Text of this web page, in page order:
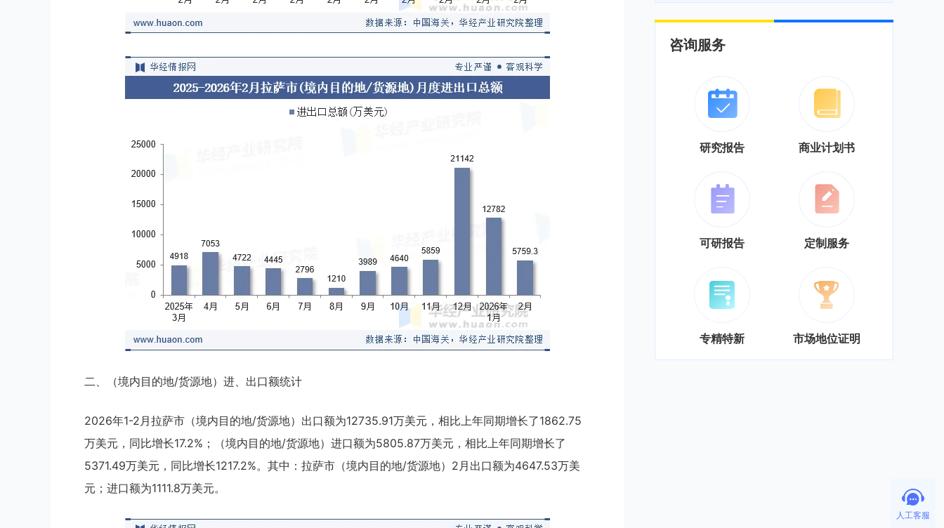
二、（境内目的地/货源地）进、出口额统计
2026年1-2月拉萨市（境内目的地/货源地）出口额为12735.91万美元，相比上年同期增长了1862.75
万美元，同比增长17.2%；（境内目的地/货源地）进口额为5805.87万美元，相比上年同期增长了
5371.49万美元，同比增长1217.2%。其中：拉萨市（境内目的地/货源地）2月出口额为4647.53万美
元；进口额为1111.8万美元。
咨询服务
研究报告 商业计划书
可研报告 定制服务
专精特新 市场地位证明
人工客服